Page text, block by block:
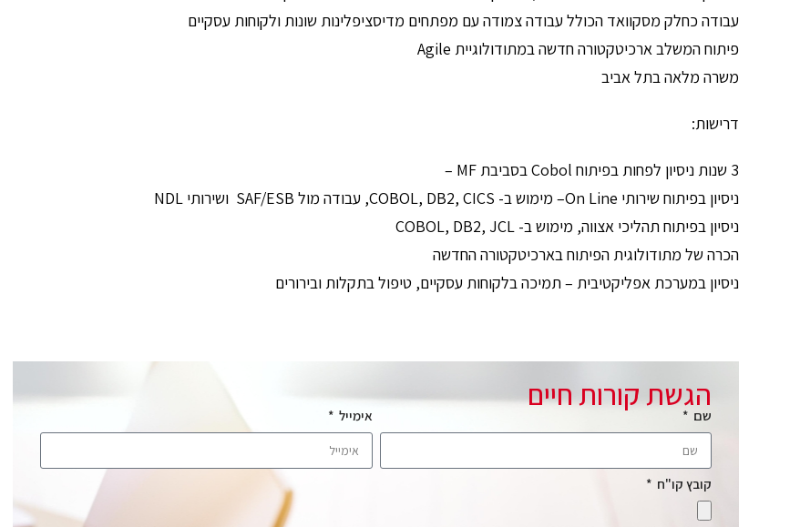
עבודה כחלק מסקוואד הכולל עבודה צמודה עם מפתחים מדיסציפלינות שונות ולקוחות עסקיים
פיתוח המשלב ארכיטקטורה חדשה במתודולוגיית Agile
משרה מלאה בתל אביב
דרישות:
3 שנות ניסיון לפחות בפיתוח Cobol בסביבת MF –
ניסיון בפיתוח שירותי On Line– מימוש ב- COBOL, DB2, CICS, עבודה מול SAF/ESB ושירותי NDL
ניסיון בפיתוח תהליכי אצווה, מימוש ב- COBOL, DB2, JCL
הכרה של מתודולוגית הפיתוח בארכיטקטורה החדשה
ניסיון במערכת אפליקטיבית – תמיכה בלקוחות עסקיים, טיפול בתקלות ובירורים
הגשת קורות חיים
שם אימייל
קובץ קו"ח